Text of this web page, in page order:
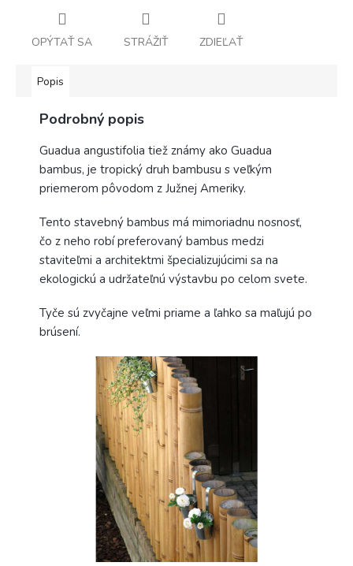
OPÝTAŤ SA STRÁŽIŤ ZDIEĽAŤ
Popis
Podrobný popis
Guadua angustifolia tiež známy ako Guadua
bambus, je tropický druh bambusu s veľkým
priemerom pôvodom z Južnej Ameriky.
Tento stavebný bambus má mimoriadnu nosnosť,
čo z neho robí preferovaný bambus medzi
staviteľmi a architektmi špecializujúcimi sa na
ekologickú a udržateľnú výstavbu po celom svete.
Tyče sú zvyčajne veľmi priame a ľahko sa maľujú po
brúsení.